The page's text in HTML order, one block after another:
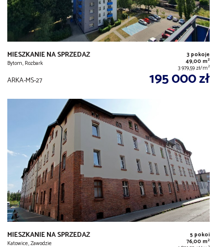
MIESZKANIE NA SPRZEDAŻ
Bytom, Rozbark
3 pokoje
49,00 m2
3 979,59 zł/m2
ARKA-MS-27 195 000 zł
MIESZKANIE NA SPRZEDAŻ
Katowice, Zawodzie
5 pokoi
76,00 m2